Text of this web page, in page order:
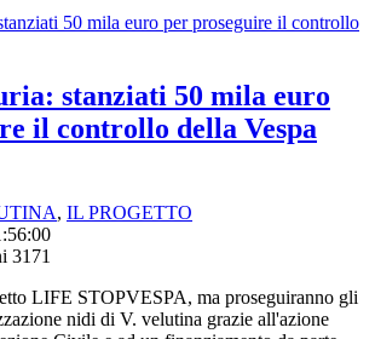
stanziati 50 mila euro
il controllo della Vespa
, IL PROGETTO
3171
LIFE STOPVESPA, ma proseguiranno gli
nidi di V. velutina grazie all'azione